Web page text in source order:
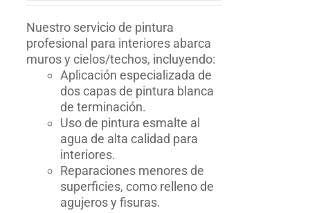
Nuestro servicio de pintura
profesional para interiores abarca
muros y cielos/techos, incluyendo:
Aplicación especializada de
dos capas de pintura blanca
de terminación.
Uso de pintura esmalte al
agua de alta calidad para
interiores.
Reparaciones menores de
superficies, como relleno de
agujeros y fisuras.